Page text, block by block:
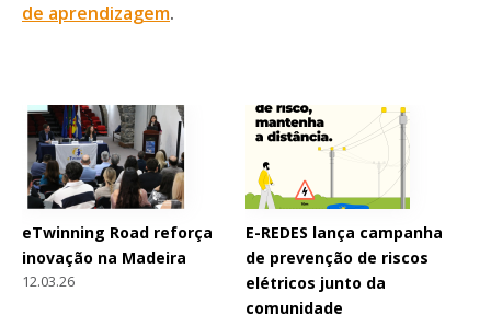
de aprendizagem.
eTwinning Road reforça
inovação na Madeira
12.03.26
E-REDES lança campanha
de prevenção de riscos
elétricos junto da
comunidade